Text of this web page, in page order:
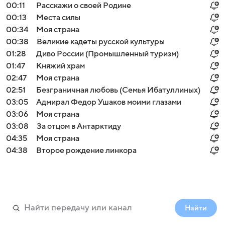
00:11
Расскажи о своей Родине
00:13
Места силы
00:34
Моя страна
00:38
Великие кадеты русской культуры
01:28
Диво России (Промышленный туризм)
01:47
Княжий храм
02:47
Моя страна
02:51
Безграничная любовь (Семья Ибатуллиных)
03:05
Адмирал Федор Ушаков моими глазами
03:06
Моя страна
03:08
За отцом в Антарктиду
04:35
Моя страна
04:38
Второе рождение линкора
Найти